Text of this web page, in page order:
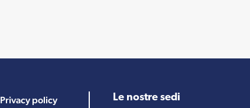
Privacy policy
Le nostre sedi